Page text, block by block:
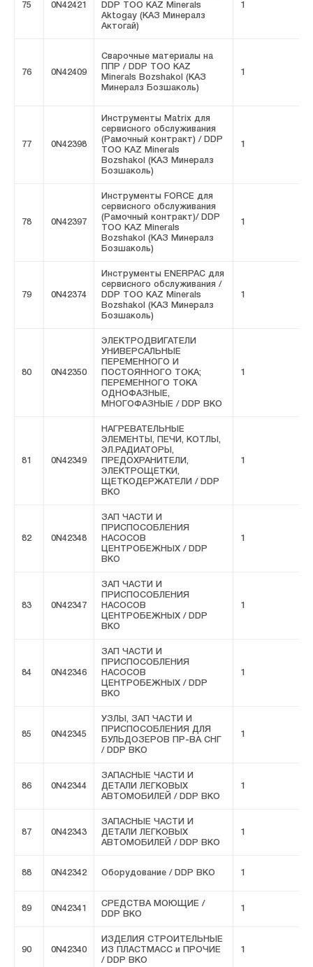
75 0N42421
DDP ТОО KAZ Minerals
Aktogay (КАЗ Минералз
Актогай)
1
76 0N42409
Сварочные материалы на
ППР / DDP ТОО KAZ
Minerals Bozshakol (КАЗ
Минералз Бозшаколь)
1
77 0N42398
Инструменты Matrix для
сервисного обслуживания
(Рамочный контракт) / DDP
ТОО KAZ Minerals
Bozshakol (КАЗ Минералз
Бозшаколь)
1
78 0N42397
Инструменты FORCE для
сервисного обслуживания
(Рамочный контракт)/ DDP
ТОО KAZ Minerals
Bozshakol (КАЗ Минералз
Бозшаколь)
1
79 0N42374
Инструменты ENERPAC для
сервисного обслуживания /
DDP ТОО KAZ Minerals
Bozshakol (КАЗ Минералз
Бозшаколь)
1
80 0N42350
ЭЛЕКТРОДВИГАТЕЛИ
УНИВЕРСАЛЬНЫЕ
ПЕРЕМЕННОГО И
ПОСТОЯННОГО ТОКА;
ПЕРЕМЕННОГО ТОКА
ОДНОФАЗНЫЕ,
МНОГОФАЗНЫЕ / DDP ВКО
1
81 0N42349
НАГРЕВАТЕЛЬНЫЕ
ЭЛЕМЕНТЫ, ПЕЧИ, КОТЛЫ,
ЭЛ.РАДИАТОРЫ,
ПРЕДОХРАНИТЕЛИ,
ЭЛЕКТРОЩЕТКИ,
ЩЕТКОДЕРЖАТЕЛИ / DDP
ВКО
1
82 0N42348
ЗАП ЧАСТИ И
ПРИСПОСОБЛЕНИЯ
НАСОСОВ
ЦЕНТРОБЕЖНЫХ / DDP
ВКО
1
83 0N42347
ЗАП ЧАСТИ И
ПРИСПОСОБЛЕНИЯ
НАСОСОВ
ЦЕНТРОБЕЖНЫХ / DDP
ВКО
1
84 0N42346
ЗАП ЧАСТИ И
ПРИСПОСОБЛЕНИЯ
НАСОСОВ
ЦЕНТРОБЕЖНЫХ / DDP
ВКО
1
85 0N42345
УЗЛЫ, ЗАП ЧАСТИ И
ПРИСПОСОБЛЕНИЯ ДЛЯ
БУЛЬДОЗЕРОВ ПР-ВА СНГ
/ DDP ВКО
1
86 0N42344
ЗАПАСНЫЕ ЧАСТИ И
ДЕТАЛИ ЛЕГКОВЫХ
АВТОМОБИЛЕЙ / DDP ВКО
1
87 0N42343
ЗАПАСНЫЕ ЧАСТИ И
ДЕТАЛИ ЛЕГКОВЫХ
АВТОМОБИЛЕЙ / DDP ВКО
1
88 0N42342 Оборудование / DDP ВКО 1
89 0N42341
СРЕДСТВА МОЮЩИЕ /
DDP ВКО
1
90 0N42340
ИЗДЕЛИЯ СТРОИТЕЛЬНЫЕ
ИЗ ПЛАСТМАСС и ПРОЧИЕ
/ DDP ВКО
1